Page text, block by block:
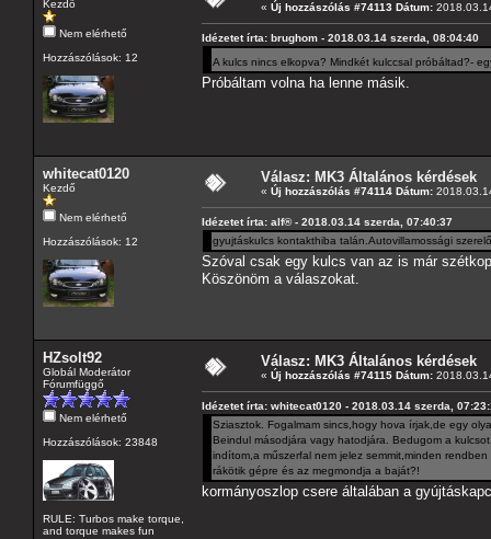
Kezdő
Nem elérhető
Hozzászólások: 12
« Új hozzászólás #74113 Dátum:
Idézetet írta: brughom - 2018.03.14 szerda, 08:04:40
A kulcs nincs elkopva? Mindkét kulccsal próbáltad?-
Próbáltam volna ha lenne másik.
whitecat0120
Kezdő
Nem elérhető
Hozzászólások: 12
Válasz: MK3 Általános kérdések
« Új hozzászólás #74114 Dátum:
Idézetet írta: alf® - 2018.03.14 szerda, 07:40:37
gyujtáskulcs kontakthiba talán.Autovillamossági
Szóval csak egy kulcs van az is már
Köszönöm a válaszokat.
HZsolt92
Globál Moderátor
Fórumfüggő
Nem elérhető
Hozzászólások: 23848
RULE: Turbos make torque,
and torque makes fun
Válasz: MK3 Általános kérdések
« Új hozzászólás #74115 Dátum:
Idézetet írta: whitecat0120 - 2018.03.14 szerda,
Sziasztok. Fogalmam sincs,hogy hova írjak,de egy
Beindul másodjára vagy hatodjára. Bedugom a
indítom,a műszerfal nem jelez semmit,minden
rákötik gépre és az megmondja a baját?!
kormányoszlop csere általában a